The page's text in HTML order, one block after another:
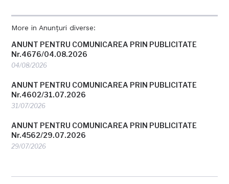
More in Anunțuri diverse:
ANUNT PENTRU COMUNICAREA PRIN PUBLICITATE
Nr.4676/04.08.2026
04/08/2026
ANUNT PENTRU COMUNICAREA PRIN PUBLICITATE
Nr.4602/31.07.2026
31/07/2026
ANUNT PENTRU COMUNICAREA PRIN PUBLICITATE
Nr.4562/29.07.2026
29/07/2026